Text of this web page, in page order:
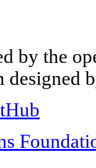
by the
designed